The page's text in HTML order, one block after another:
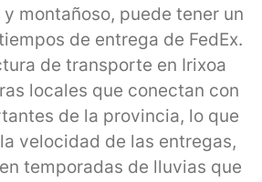
montañoso, puede tener un
de entrega de FedEx.
de transporte en Irixoa
locales que conectan con
de la provincia, lo que
velocidad de las entregas,
temporadas de lluvias que